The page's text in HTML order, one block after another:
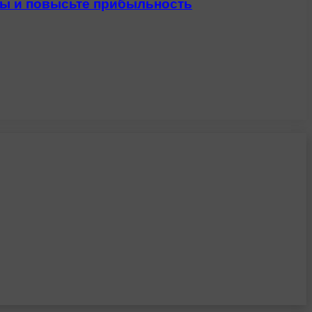
и повысьте прибыльность